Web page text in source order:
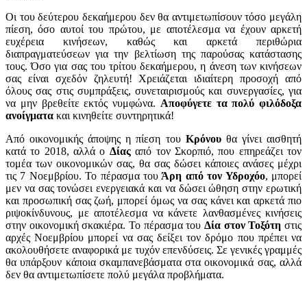
Οι του δεύτερου δεκαήμερου δεν θα αντιμετωπίσουν τόσο μεγάλη
πίεση, όσο αυτοί του πρώτου, με αποτέλεσμα να έχουν αρκετή
ευχέρεια κινήσεων, καθώς και αρκετά περιθώρια
διαπραγματεύσεων για την βελτίωση της παρούσας κατάστασης
τους. Όσο για σας του τρίτου δεκαήμερου, η άνεση των κινήσεων
σας είναι σχεδόν ζηλευτή! Χρειάζεται ιδιαίτερη προσοχή από
όλους σας στις συμπράξεις, συνεταιρισμούς και συνεργασίες, για
να μην βρεθείτε εκτός νυμφώνα. Αποφύγετε τα πολύ φιλόδοξα
ανοίγματα και κινηθείτε συντηρητικά!
Από οικονομικής άποψης η πίεση του Κρόνουθα γίνει αισθητή
κατά το 2018, αλλά ο Δίαςαπό τον Σκορπιό, που επηρεάζει τον
τομέα των οικονομικών σας, θα σας δώσει κάποιες ανάσες μέχρι
τις 7 Νοεμβρίου. Το πέρασμα του Άρη από τον Υδροχόο, μπορεί
μεν να σας τονώσει ενεργειακά και να δώσει ώθηση στην ερωτική
και προσωπική σας ζωή, μπορεί όμως να σας κάνει και αρκετά πιο
ριψοκίνδυνους, με αποτέλεσμα να κάνετε λανθασμένες κινήσεις
στην οικονομική σκακιέρα. Το πέρασμα του Δία στον Τοξότη στις
αρχές Νοεμβρίου μπορεί να σας δείξει τον δρόμο που πρέπει να
ακολουθήσετε αναφορικά με τυχόν επενδύσεις. Σε γενικές γραμμές
θα υπάρξουν κάποια σκαμπανεβάσματα στα οικονομικά σας, αλλά
δεν θα αντιμετωπίσετε πολύ μεγάλα προβλήματα.